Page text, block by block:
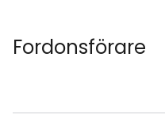
Fordonsförare